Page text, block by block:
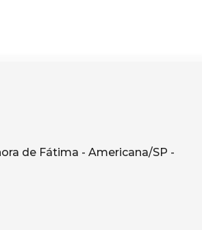
de Fátima - Americana/SP -